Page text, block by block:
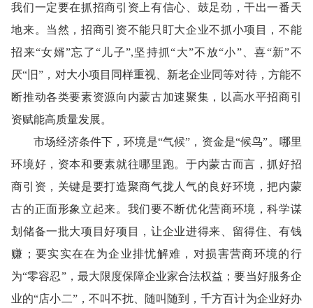
我们一定要在抓招商引资上有信心、鼓足劲，干出一番天
地来。当然，招商引资不能只盯大企业不抓小项目，不能
招来“女婿”忘了“儿子”,坚持抓“大”不放“小”、喜“新”不
厌“旧”，对大小项目同样重视、新老企业同等对待，方能不
断推动各类要素资源向内蒙古加速聚集，以高水平招商引
资赋能高质量发展。
市场经济条件下，环境是“气候”，资金是“候鸟”。哪里
环境好，资本和要素就往哪里跑。于内蒙古而言，抓好招
商引资，关键是要打造聚商气拢人气的良好环境，把内蒙
古的正面形象立起来。我们要不断优化营商环境，科学谋
划储备一批大项目好项目，让企业进得来、留得住、有钱
赚；要实实在在为企业排忧解难，对损害营商环境的行
为“零容忍”，最大限度保障企业家合法权益；要当好服务企
业的“店小二”，不叫不扰、随叫随到，千方百计为企业好办